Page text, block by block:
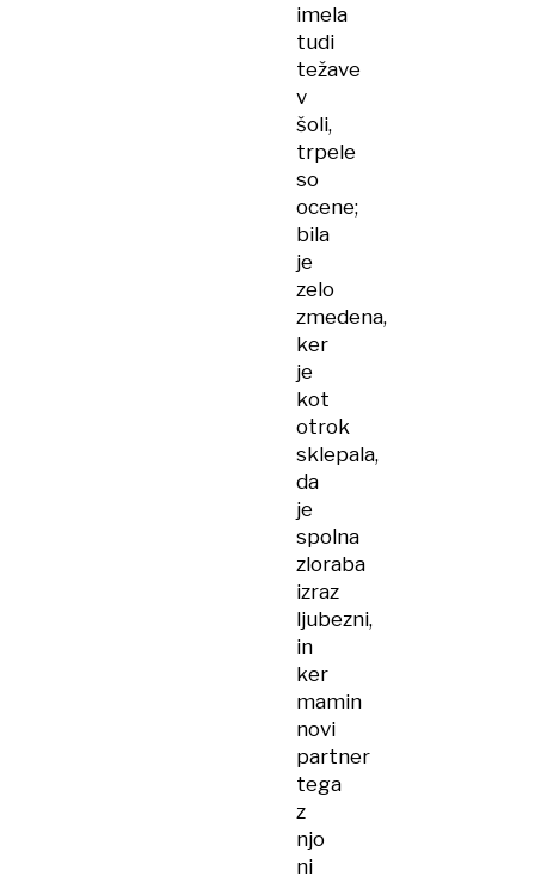
imela
tudi
težave
v
šoli,
trpele
so
ocene;
bila
je
zelo
zmedena,
ker
je
kot
otrok
sklepala,
da
je
spolna
zloraba
izraz
ljubezni,
in
ker
mamin
novi
partner
tega
z
njo
ni